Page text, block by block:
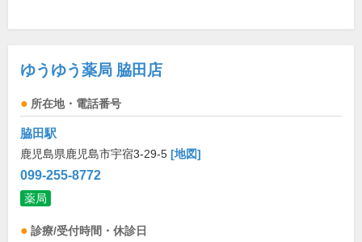
ゆうゆう薬局 脇田店
所在地・電話番号
脇田駅
鹿児島県鹿児島市宇宿3-29-5 [地図]
099-255-8772
薬局
診療/受付時間・休診日